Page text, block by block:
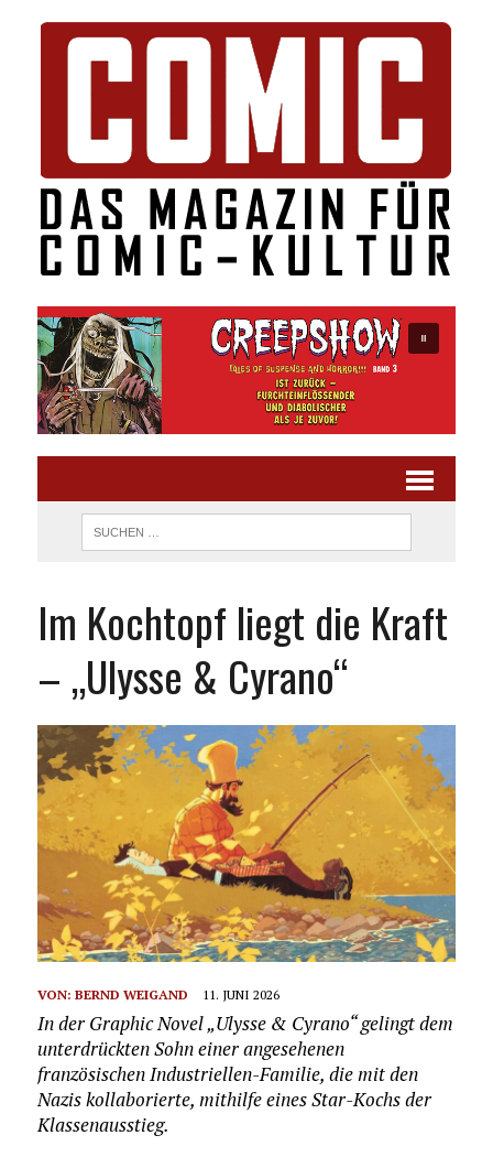
Im Kochtopf liegt die Kraft
– „Ulysse & Cyrano“
VON: BERND WEIGAND 11. JUNI 2026
In der Graphic Novel „Ulysse & Cyrano“ gelingt dem
unterdrückten Sohn einer angesehenen
französischen Industriellen-Familie, die mit den
Nazis kollaborierte, mithilfe eines Star-Kochs der
Klassenausstieg.